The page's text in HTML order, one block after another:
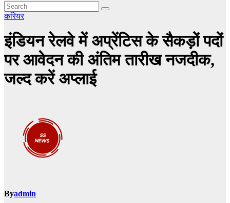
करियर
इंडियन रेलवे में अप्रेंटिस के सैकड़ों पदों
पर आवेदन की अंतिम तारीख नजदीक,
जल्द करें अप्लाई
Byadmin